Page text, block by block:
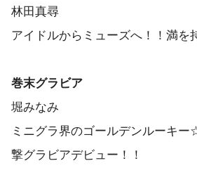
林田真尋
アイドルからミューズへ！！満
巻末グラビア
堀みなみ
ミニグラ界のゴールデンルーキ
撃グラビアデビュー！！